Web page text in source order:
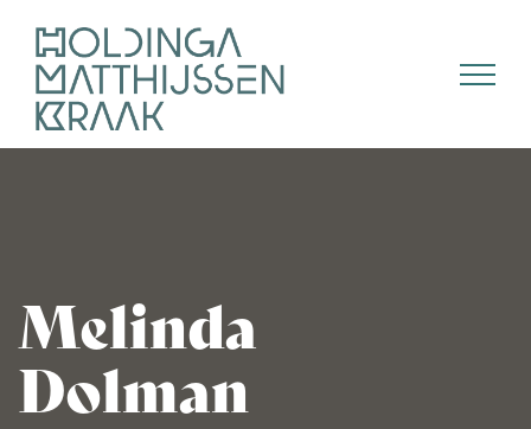
content
Melinda
Dolman